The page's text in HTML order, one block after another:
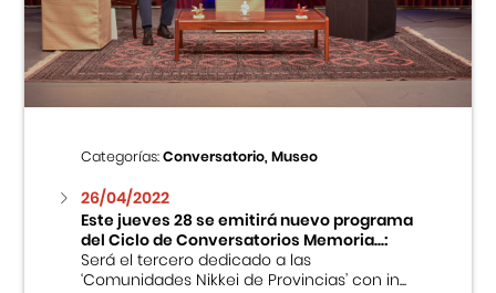
Centro Cultural Peruano Japonés
Museo de la Inmigración Japonesa
Fondo Editorial
Teatro Peruano Japonés
Categorías:Conversatorio, Museo
26/04/2022
Este jueves 28 se emitirá nuevo programa
del Ciclo de Conversatorios Memoria...:
Será el tercero dedicado a las
‘Comunidades Nikkei de Provincias’ con in...